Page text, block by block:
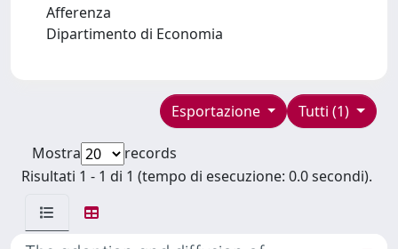
Afferenza
Dipartimento di Economia
Tutti (1)
Esportazione
Mostra
records
Risultati 1 - 1 di 1 (tempo di esecuzione: 0.0 secondi).